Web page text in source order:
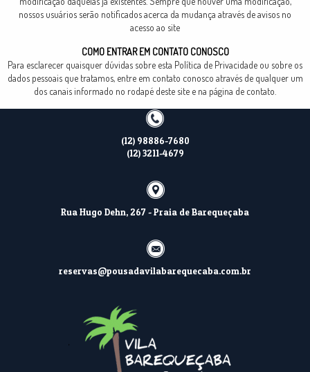
nossos usuários serão notificados acerca da mudança através de avisos no
acesso ao site
COMO ENTRAR EM CONTATO CONOSCO
Para esclarecer quaisquer dúvidas sobre esta Política de Privacidade ou sobre os
dados pessoais que tratamos, entre em contato conosco através de qualquer um
dos canais informado no rodapé deste site e na página de contato.
(12) 98886-7680
(12) 3211-4679
Rua Hugo Dehn, 267 - Praia de Barequeçaba
reservas@pousadavilabarequecaba.com.br